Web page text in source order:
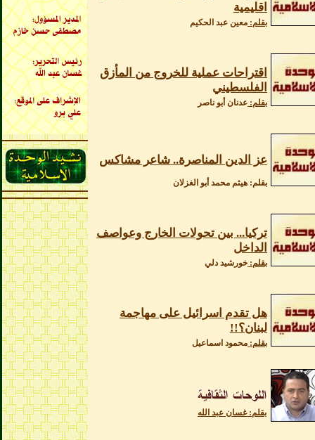
اقليمية
بقلم: معين عبد الحكيم
اقتراحات عملية للخروج من المأزق
الفلسطيني
بقلم: عدنان أبو ناصر
عز الدين المناصرة.. شاعر مشاكس
بقلم: هيثم محمد أبو الغزلان
تركيا... بين تحولات الخارج وعواصف
الداخل
بقلم: خورشيد دلي
هل تقدم اسرائيل على مهاجمة
لبنان؟!!
بقلم: محمود اسماعيل
بقلم: غسان عبد الله